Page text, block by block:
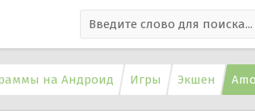
на Андроид Игры Экшен